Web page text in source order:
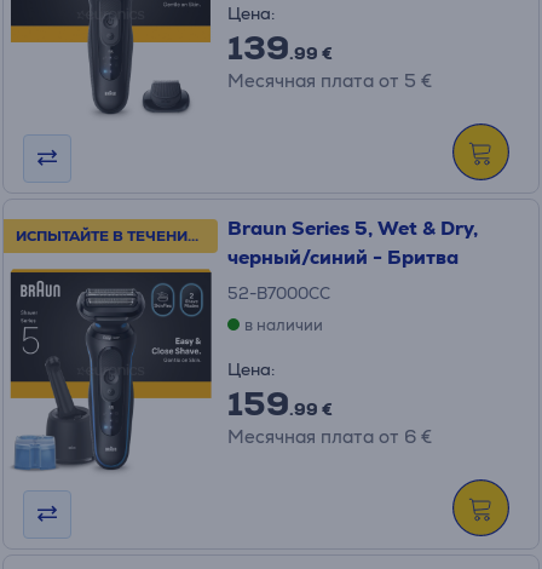
Цена:
139.99 €
Месячная плата от 5 €
ИСПЫТАЙТЕ В ТЕЧЕНИЕ 100 ДНЕЙ!
Braun Series 5, Wet & Dry,
черный/синий - Бритва
52-B7000CC
в наличии
Цена:
159.99 €
Месячная плата от 6 €